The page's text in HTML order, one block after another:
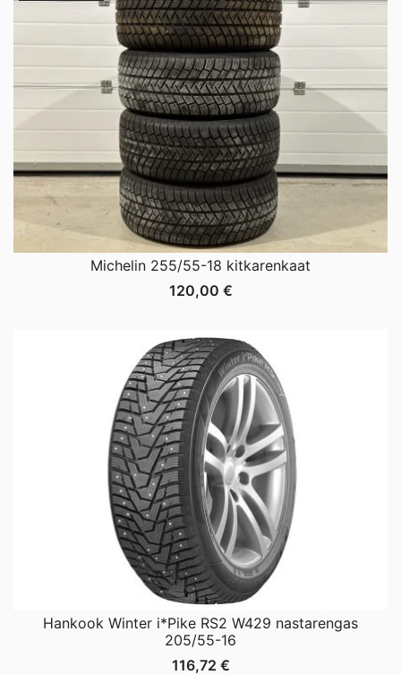
Michelin 255/55-18 kitkarenkaat
120,00 €
Hankook Winter i*Pike RS2 W429 nastarengas
205/55-16
116,72 €